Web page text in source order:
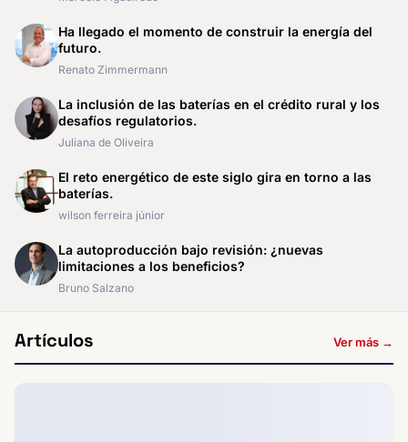
Ha llegado el momento de construir la energía del
futuro.
Renato Zimmermann
La inclusión de las baterías en el crédito rural y los
desafíos regulatorios.
Juliana de Oliveira
El reto energético de este siglo gira en torno a las
baterías.
wilson ferreira júnior
La autoproducción bajo revisión: ¿nuevas
limitaciones a los beneficios?
Bruno Salzano
Artículos Ver más →